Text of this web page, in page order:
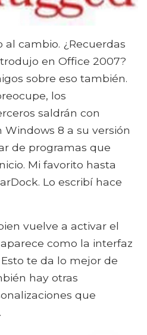
cambio. ¿Recuerdas
en Office 2007?
sobre eso también.
los
saldrán con
8 a su versión
de programas que
Mi favorito hasta
Lo escribí hace
vuelve a activar el
como la interfaz
te da lo mejor de
hay otras
que